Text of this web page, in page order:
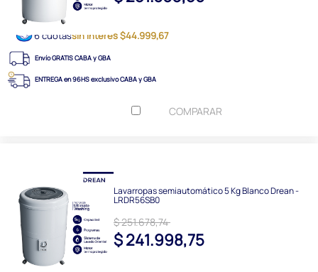
6 cuotassin interés $44.999,67
Envío GRATIS CABA y GBA
ENTREGA en 96HS exclusivo CABA y GBA
COMPARAR
Lavarropas semiautomático 5 Kg Blanco Drean -
LRDR56SB0
$ 251.678,74
$ 241.998,75